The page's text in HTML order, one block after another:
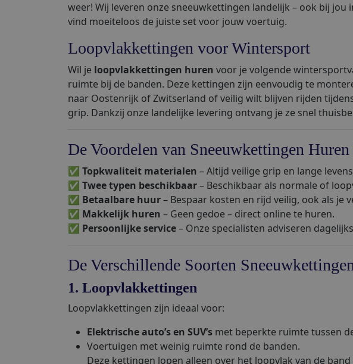
weer! Wij leveren onze sneeuwkettingen landelijk – ook bij jou
vind moeiteloos de juiste set voor jouw voertuig.
Loopvlakkettingen voor Wintersport
Wil je loopvlakkettingen huren voor je volgende
ruimte bij de banden. Deze kettingen zijn eenvoudig te
naar Oostenrijk of Zwitserland of veilig wilt blijven rijden
grip. Dankzij onze landelijke levering ontvang je ze snel
De Voordelen van Sneeuwkettingen
✅ Topkwaliteit materialen – Altijd veilige grip en lange
✅ Twee typen beschikbaar– Beschikbaar als normale of
✅ Betaalbare huur– Bespaar kosten en rijd veilig, ook als je
✅ Makkelijk huren – Geen gedoe – direct online te huren.
✅ Persoonlijke service– Onze specialisten adviseren
De Verschillende Soorten Sneeuwkettingen
1. Loopvlakkettingen
Loopvlakkettingen zijn ideaal voor:
Elektrische auto’s en SUV’s met beperkte ruimte tussen
Voertuigen met weinig ruimte rond de banden.
Deze kettingen lopen alleen over het loopvlak van de